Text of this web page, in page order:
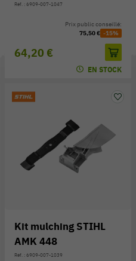
Réf. : 6909-007-1047
64,20 €
Prix public conseillé:
75,50 € -15%
EN STOCK
Kit mulching STIHL
AMK 448
Réf. : 6909-007-1039